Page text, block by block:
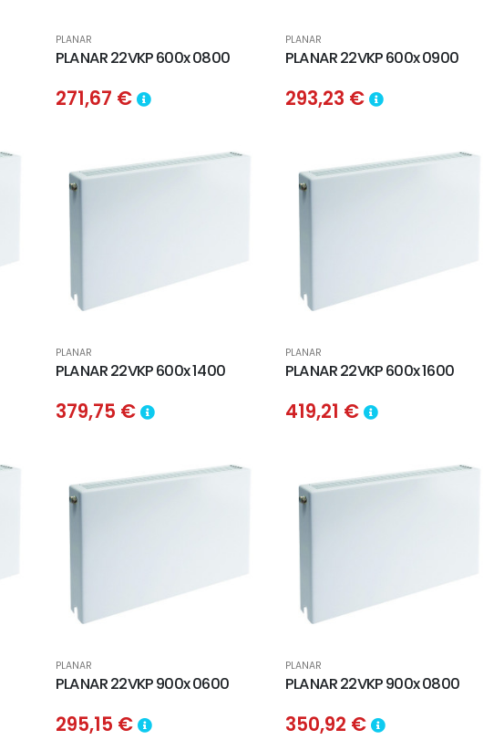
PLANAR
PLANAR 22VKP 600x 0800
271,67 €
PLANAR
PLANAR 22VKP 600x 0900
293,23 €
PLANAR
PLANAR 22VKP 600x 1400
379,75 €
PLANAR
PLANAR 22VKP 600x 1600
419,21 €
PLANAR
PLANAR 22VKP 900x 0600
295,15 €
PLANAR
PLANAR 22VKP 900x 0800
350,92 €